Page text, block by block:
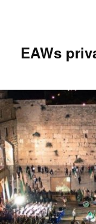
EAWs